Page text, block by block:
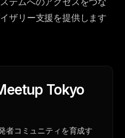
ザリー支援を提供します
Tokyo
者コミュニティを育成す